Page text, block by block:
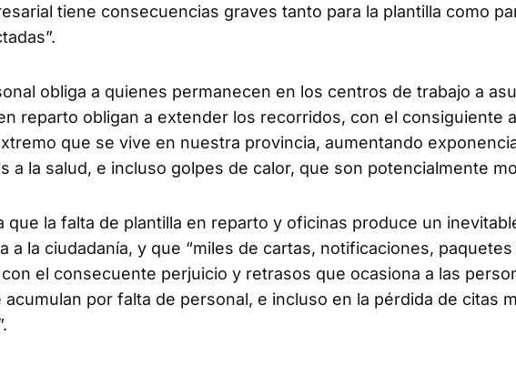
tiene consecuencias graves tanto para la plantilla como
obliga a quienes permanecen en los centros de trabajo a
reparto obligan a extender los recorridos, con el consiguiente
que se vive en nuestra provincia, aumentando
a la salud, e incluso golpes de calor, que son potencialmente
la falta de plantilla en reparto y oficinas produce un
a la ciudadanía, y que “miles de cartas, notificaciones,
el consecuente perjuicio y retrasos que ocasiona a las
por falta de personal, e incluso en la pérdida de citas